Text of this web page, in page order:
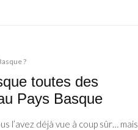
?
toutes des
Pays Basque
l’avez déjà vue à coup sûr… mais